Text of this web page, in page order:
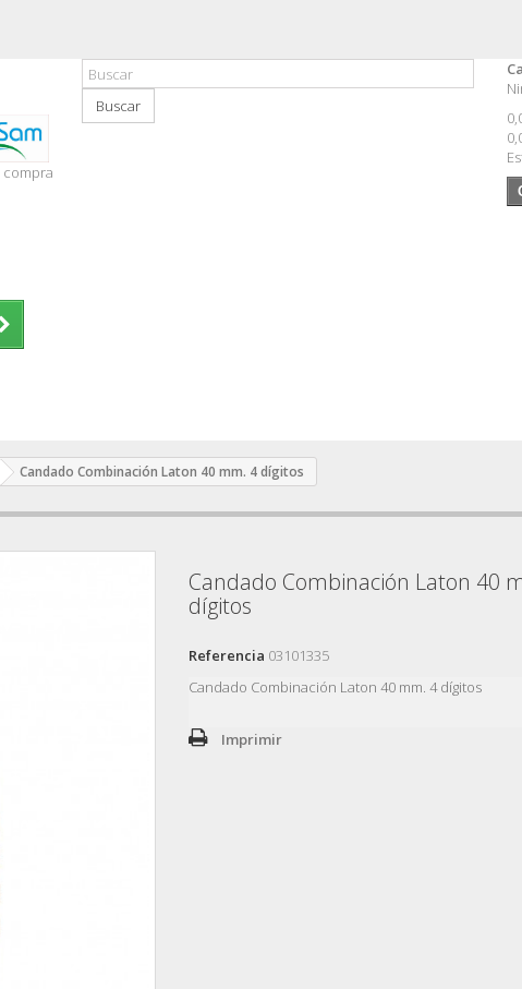
Buscar
Candado Combinación Laton 40 mm. 4 dígitos
Candado Combinación Laton 40
dígitos
Referencia 03101335
Candado Combinación Laton 40 mm. 4 dígitos
Imprimir